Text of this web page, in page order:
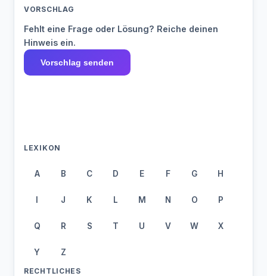
VORSCHLAG
Fehlt eine Frage oder Lösung? Reiche deinen
Hinweis ein.
Vorschlag senden
LEXIKON
A B C D E F G H
I J K L M N O P
Q R S T U V W X
Y Z
RECHTLICHES